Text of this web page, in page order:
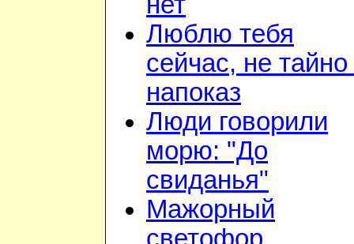
Люблю тебя
сейчас, не тайно
напоказ
Люди говорили
морю: "До
свиданья"
Мажорный